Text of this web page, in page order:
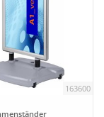
163600